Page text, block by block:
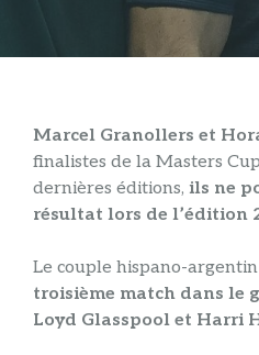
Marcel Granollers et
finalistes de la Masters
dernières éditions, ils ne
résultat lors de l’édition
Le couple hispano-argentin
troisième match dans le
Loyd Glasspool et Harri